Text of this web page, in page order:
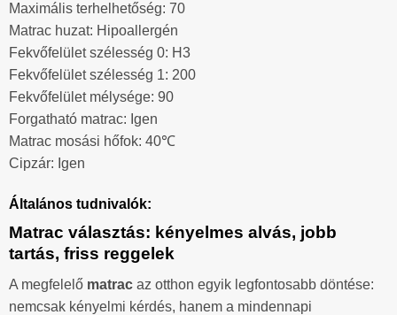
Maximális terhelhetőség: 70
Matrac huzat: Hipoallergén
Fekvőfelület szélesség 0: H3
Fekvőfelület szélesség 1: 200
Fekvőfelület mélysége: 90
Forgatható matrac: Igen
Matrac mosási hőfok: 40℃
Cipzár: Igen
Általános tudnivalók:
Matrac választás: kényelmes alvás, jobb
tartás, friss reggelek
A megfelelő matrac az otthon egyik legfontosabb döntése:
nemcsak kényelmi kérdés, hanem a mindennapi